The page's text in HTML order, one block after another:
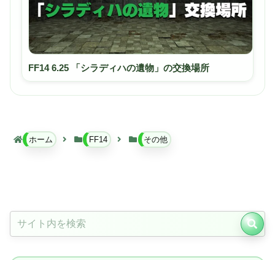
FF14 6.25 「シラディハの遺物」の交換場所
ホーム FF14 その他